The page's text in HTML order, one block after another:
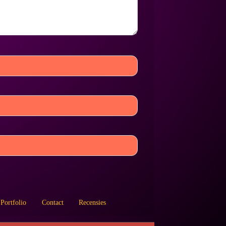
Portfolio Contact Recensies